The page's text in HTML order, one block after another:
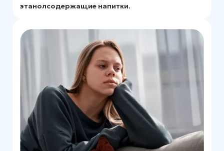
этанолсодержащие напитки.